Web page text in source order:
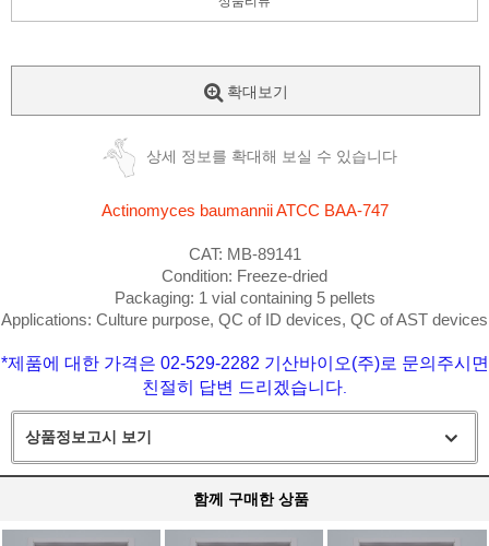
확대보기
상세 정보를 확대해 보실 수 있습니다
Actinomyces baumanniiATCC BAA-747
CAT: MB-89141
Condition: Freeze-dried
Packaging: 1 vial containing 5 pellets
Applications: Culture purpose, QC of ID devices, QC of AST devices
*제품에 대한 가격은 02-529-2282 기산바이오(주)로 문의주시면
친절히 답변 드리겠습니다.
상품정보고시 보기
함께 구매한 상품